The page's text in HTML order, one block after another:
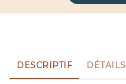
DESCRIPTIF DÉTAILS